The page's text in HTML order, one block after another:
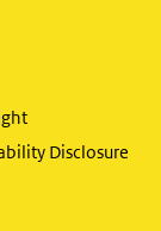
Disclosure